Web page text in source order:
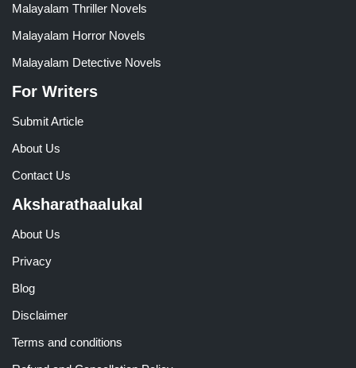
Malayalam Thriller Novels
Malayalam Horror Novels
Malayalam Detective Novels
For Writers
Submit Article
About Us
Contact Us
Aksharathaalukal
About Us
Privacy
Blog
Disclaimer
Terms and conditions